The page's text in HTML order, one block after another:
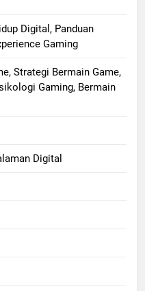
Digital, Panduan
Gaming
Strategi Bermain Game,
Gaming, Bermain
Digital